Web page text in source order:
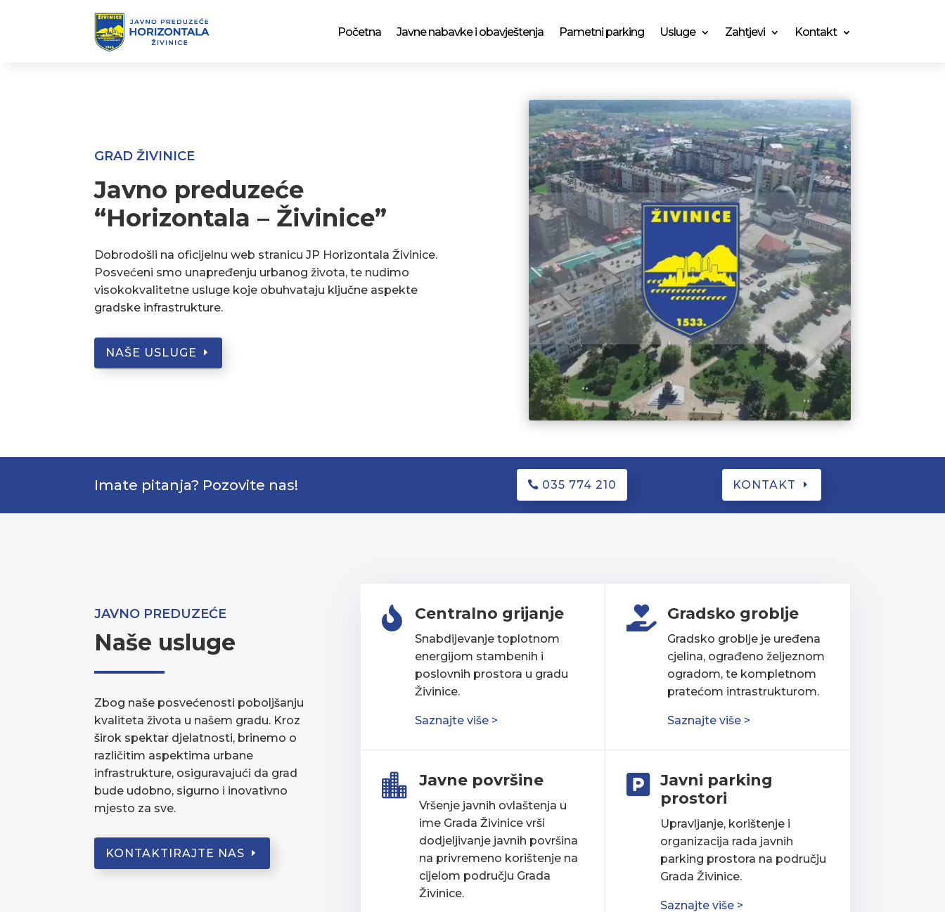
Početna Javne nabavke i obavještenja Pametni parking Usluge Zahtjevi Kontakt
GRAD ŽIVINICE
Javno preduzeće
“Horizontala – Živinice”
Dobrodošli na oficijelnu web stranicu JP Horizontala Živinice.
Posvećeni smo unapređenju urbanog života, te nudimo
visokokvalitetne usluge koje obuhvataju ključne aspekte
gradske infrastrukture.
NAŠE USLUGE
Imate pitanja? Pozovite nas! 035 774 210 KONTAKT
JAVNO PREDUZEĆE
Naše usluge
Zbog naše posvećenosti poboljšanju
kvaliteta života u našem gradu. Kroz
širok spektar djelatnosti, brinemo o
različitim aspektima urbane
infrastrukture, osiguravajući da grad
bude udobno, sigurno i inovativno
mjesto za sve.
KONTAKTIRAJTE NAS
 Centralno grijanje
Snabdijevanje toplotnom
energijom stambenih i
poslovnih prostora u gradu
Živinice.
Saznajte više >
 Javne površine
Vršenje javnih ovlaštenja u
ime Grada Živinice vrši
dodjeljivanje javnih površina
na privremeno korištenje na
cijelom području Grada
Živinice.
 Gradsko groblje
Gradsko groblje je uređena
cjelina, ograđeno željeznom
ogradom, te kompletnom
pratećom intrastrukturom.
Saznajte više >

Javni parking
prostori
Upravljanje, korištenje i
organizacija rada javnih
parking prostora na području
Grada Živinice.
Saznajte više >